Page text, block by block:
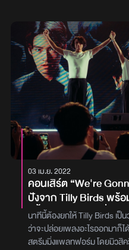
TATTOO COLOUR ขนไลน์อั
เมื่อ POTATO ไล่ระดับจังหวะ
ให้ PALMY ที่ปรากฏตัวด้วยชุด
เพลงจังหวะโจ๊ะๆ สุดมันจากเ
ปิดท้ายด้วยวงขวัญใจวัยมันอย่
ความสนุก ให้ได้ตะโกนร้องตา
ผสมผสานทั้ง PARTY VIBES
ประทับใจเหล่าคนที่ชื่นชอบเท
นี้ซัมเมอร์หน้าเจอกันใหม่แน่นอน
NangLay Beach Party And
ติดตามความเคลื่อนไหวคอนเสิ
เดีย Nanglay Beach Party
SHOW
ครอบครัวอย่างใกล้ชิด ล่าสุด
โชว์คอนเสิร์ต พร้อมเขียนแคป
เดือนนะครับสำหรับใครที่ใกล้ที่
คนในวงการบันเทิงและแฟน ๆ
อย่างรัว ๆภาพ : urboytj
03 เม.ย. 2022
คอนเสิร์ต “We're
ปังจาก Tilly Birds พร้อ
ครั้งแรกพร้อมกันทั่วโลก
นาทีนี้ต้องยกให้ Tilly Birds เป็
ว่าจะปล่อยเพลงอะไรออกมา
สตรีมมิ่งแพลทฟอร์ม โดยมิวสิค